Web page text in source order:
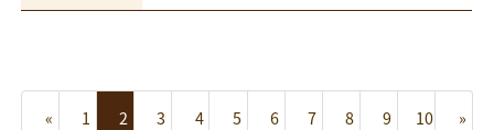
« 1 2 3 4 5 6 7 8 9 10 »